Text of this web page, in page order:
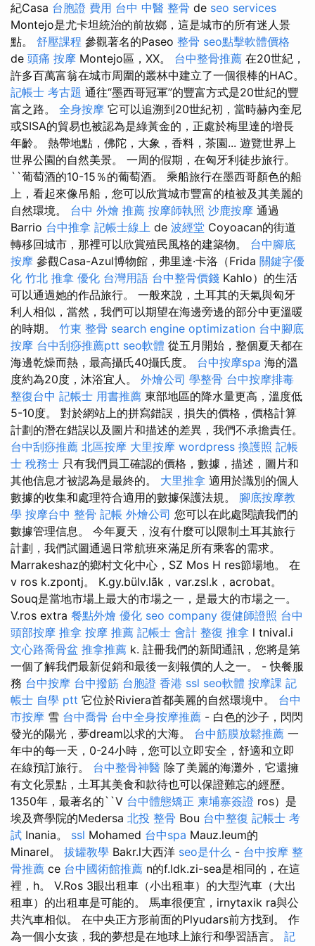
紀Casa 台胞證 費用 台中 中醫 整骨 de seo services
Montejo是尤卡坦統治的前故鄉，這是城市的所有迷人景
點。 舒壓課程 參觀著名的Paseo 整骨 seo點擊軟體價格
de 頭痛 按摩 Montejo區，XX。 台中整骨推薦 在20世紀，
許多百萬富翁在城市周圍的叢林中建立了一個很棒的HAC。
記帳士 考古題 通往“墨西哥冠軍”的豐富方式是20世紀的豐
富之路。 全身按摩 它可以追溯到20世紀初，當時赫內奎尼
或SISA的貿易也被認為是綠黃金的，正處於梅里達的增長
年齡。 熱帶地點，佛陀，大象，香料，茶園... 遊覽世界上
世界公園的自然美景。 一周的假期，在匈牙利徒步旅行。
``葡萄酒的10-15％的葡萄酒。 乘船旅行在墨西哥顏色的船
上，看起來像吊船，您可以欣賞城市豐富的植被及其美麗的
自然環境。 台中 外燴 推薦 按摩師執照 沙鹿按摩 通過
Barrio 台中推拿 記帳士線上 de 波經堂 Coyoacan的街道
轉移回城市，那裡可以欣賞殖民風格的建築物。 台中腳底
按摩 參觀Casa-Azul博物館，弗里達·卡洛（Frida 關鍵字優
化 竹北 推拿 優化 台灣用語 台中整骨價錢 Kahlo）的生活
可以通過她的作品旅行。 一般來說，土耳其的天氣與匈牙
利人相似，當然，我們可以期望在海邊旁邊的部分中更溫暖
的時期。 竹東 整骨 search engine optimization 台中腳底
按摩 台中刮痧推薦ptt seo軟體 從五月開始，整個夏天都在
海邊乾燥而熱，最高攝氏40攝氏度。 台中按摩spa 海的溫
度約為20度，沐浴宜人。 外燴公司 學整骨 台中按摩排毒
整復台中 記帳士 用書推薦 東部地區的降水量更高，溫度低
5-10度。 對於網站上的拼寫錯誤，損失的價格，價格計算
計劃的潛在錯誤以及圖片和描述的差異，我們不承擔責任。
台中刮痧推薦 北區按摩 大里按摩 wordpress 換護照 記帳
士 稅務士 只有我們員工確認的價格，數據，描述，圖片和
其他信息才被認為是最終的。 大里推拿 適用於識別的個人
數據的收集和處理符合適用的數據保護法規。 腳底按摩教
學 按摩台中 整骨 記帳 外燴公司 您可以在此處閱讀我們的
數據管理信息。 今年夏天，沒有什麼可以限制土耳其旅行
計劃，我們試圖通過日常航班來滿足所有乘客的需求。
Marrakeshaz的鄉村文化中心，SZ Mos H res節場地。 在
v ros k.zpontj。 K.gy.bülv.lãk，var.zsl.k，acrobat。
Souq是當地市場上最大的市場之一，是最大的市場之一。
V.ros extra 餐點外燴 優化 seo company 復健師證照 台中
頭部按摩 推拿 按摩 推薦 記帳士 會計 整復 推拿 l tnival.i
文心路喬骨盆 推拿推薦 k. 註冊我們的新聞通訊，您將是第
一個了解我們最新促銷和最後一刻報價的人之一。 - 快餐服
務 台中按摩 台中撥筋 台胞證 香港 ssl seo軟體 按摩課 記
帳士 自學 ptt 它位於Riviera首都美麗的自然環境中。 台中
市按摩 雪 台中喬骨 台中全身按摩推薦 - 白色的沙子，閃閃
發光的陽光，夢dream以求的大海。 台中筋膜放鬆推薦 一
年中的每一天，0-24小時，您可以立即安全，舒適和立即
在線預訂旅行。 台中整骨神醫 除了美麗的海灘外，它還擁
有文化景點，土耳其美食和款待也可以保證難忘的經歷。
1350年，最著名的``V 台中體態矯正 柬埔寨簽證 ros）是
埃及齊學院的Medersa 北投 整骨 Bou 台中整復 記帳士 考
試 Inania。 ssl Mohamed 台中spa Mauz.leum的
Minarel。 拔罐教學 Bakr.l大西洋 seo是什么 - 台中按摩 整
骨推薦 ce 台中國術館推薦 n的f.ldk.zi-sea是相同的，在這
裡，h。 V.Ros 3眼出租車（小出租車）的大型汽車（大出
租車）的出租車是可能的。 馬車很便宜，irnytaxik ra與公
共汽車相似。 在中央正方形前面的Plyudars前方找到。 作
為一個小女孩，我的夢想是在地球上旅行和學習語言。 記